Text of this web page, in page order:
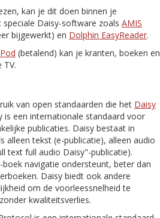
kan je dit doen binnen je
Daisy-software zoals AMIS
bijgewerkt) en Dolphin EasyReader.
(betalend) kan je kranten, boeken en
TV.
van open standaarden die het Daisy
is een internationale standaard voor
publicaties. Daisy bestaat in
alleen tekst (e-publicatie), alleen audio
text full audio Daisy"-publicatie).
navigatie ondersteunt, beter dan
Daisy biedt ook andere
om de voorleessnelheid te
kwaliteitsverlies.